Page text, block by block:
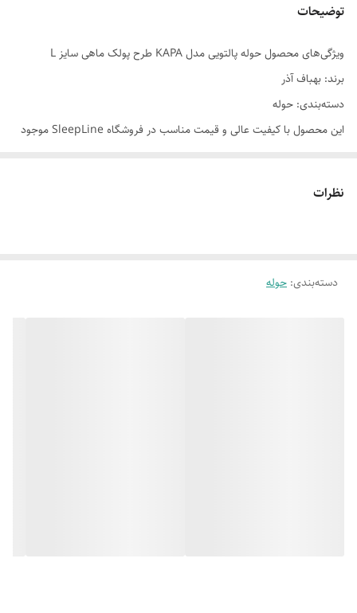
آب
جنس پارچه
سایر توضیحات
توضیحات
ویژگی‌های محصول حوله پالتویی مدل KAPA طرح پولک ماهی سایز L
برند: بهباف آذر
دسته‌بندی: حوله
این محصول با کیفیت عالی و قیمت مناسب در فروشگاه SleepLine موجود
نظرات
دسته‌بندی: حوله